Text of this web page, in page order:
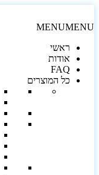
MENUMENU
ראשי
אודות
FAQ
כל המוצרים